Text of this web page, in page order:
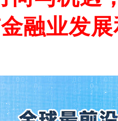
融业发